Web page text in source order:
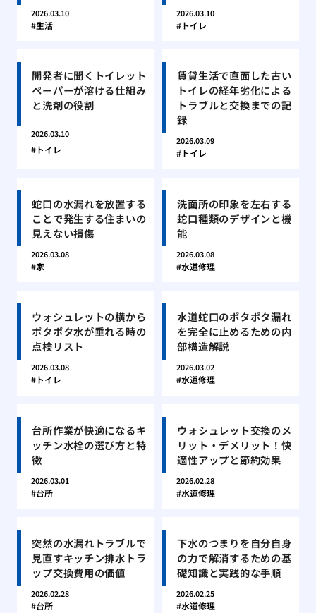
2026.03.10
生活
2026.03.10
トイレ
開発者に聞くトイレット
ペーパーが溶ける仕組み
と洗剤の役割
2026.03.10
トイレ
賃貸生活で直面した古い
トイレの経年劣化による
トラブルと交換までの記
録
2026.03.09
トイレ
蛇口の水漏れを放置する
ことで発生する住まいの
見えない損傷
2026.03.08
家
洗面所の印象を左右する
蛇口種類のデザインと機
能
2026.03.08
水道修理
ウォシュレットの横から
ポタポタ水が垂れる時の
点検リスト
2026.03.08
トイレ
水道蛇口のポタポタ漏れ
を完全に止めるための内
部構造解説
2026.03.02
水道修理
台所作業が快適になるキ
ッチン水栓の選び方と特
徴
2026.03.01
台所
ウォシュレット交換のメ
リット・デメリット！快
適性アップと節約効果
2026.02.28
水道修理
突然の水漏れトラブルで
見直すキッチン排水トラ
ップ交換費用の価値
2026.02.28
台所
下水のつまりを自分自身
の力で解消するための基
礎知識と実践的な手順
2026.02.25
水道修理